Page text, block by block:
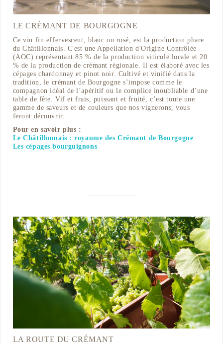
LE CRÉMANT DE BOURGOGNE
Ce vin fin effervescent, blanc ou rosé, est la production phare
du Châtillonnais. C'est une Appellation d'Origine Contrôlée
(AOC) représentant 85 % de la production viticole locale et 20
% de la production de crémant régionale. Il est élaboré avec les
cépages chardonnay et pinot noir. Cultivé et vinifié dans la
tradition, le crémant de Bourgogne s’impose comme le
compagnon idéal de l’apéritif ou le complice inoubliable d’une
table de fête. Vif et frais, puissant et fruité, c’est toute une
gamme de saveurs et de couleurs que nos vignerons, vous
feront découvrir.
Pour en savoir plus :
Le Châtillonnais : royaume des Crémant de Bourgogne
Les cépages bourguignons
LA ROUTE DU CRÉMANT